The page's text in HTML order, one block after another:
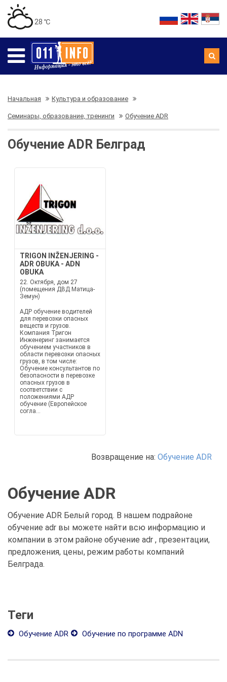
28 ℃
Начальная Культура и образование
Семинары, образование, тренинги Обучение ADR
Обучение ADR Белград
TRIGON INŽENJERING -
ADR OBUKA - ADN
OBUKA
22. Октября, дом 27
(помещения ДВД Матица-
Земун)
АДР обучение водителей
для перевозки опасных
веществ и грузов.
Компания Тригон
Инженеринг занимается
обучением участников в
области перевозки опасных
грузов, в том числе:
Обучение консультантов по
безопасности в перевозке
опасных грузов в
соответствии с
положениями АДР
обучение (Европейское
согла...
Возвращение на: Обучение ADR
Обучение ADR
Обучение ADR Белый город. В нашем подрайоне
обучение adr вы можете найти всю информацию и
компании в этом районе обучение adr , презентации,
предложения, цены, режим работы компаний
Белграда.
Теги
Обучение ADR Обучение по программе ADN